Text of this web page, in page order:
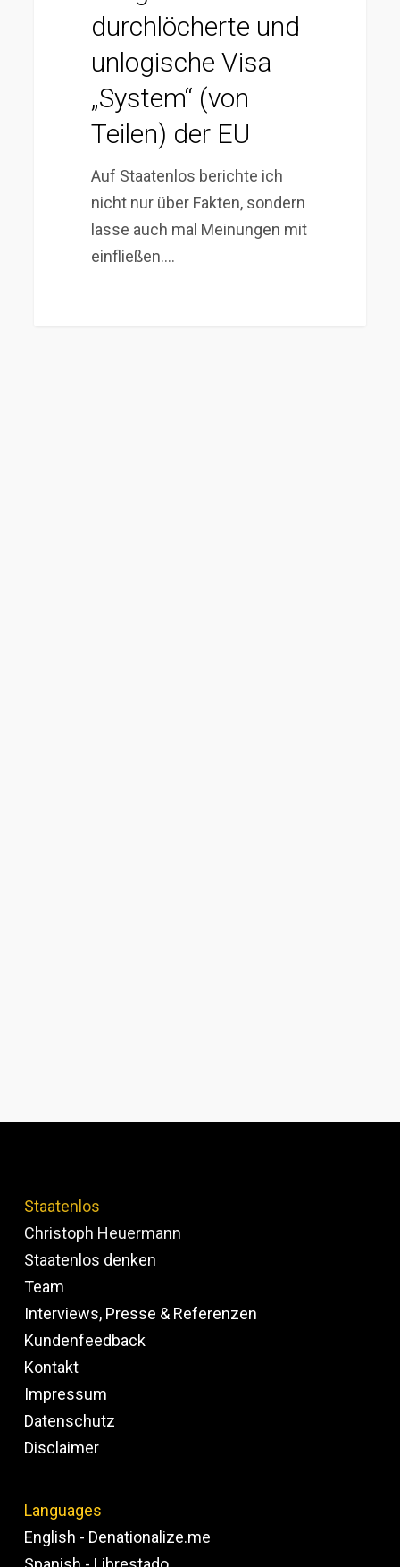
unlogische
„System“
durchlöcherte und
unlogische Visa
„System“ (von
Teilen) der EU
Auf Staatenlos berichte ich
nicht nur über Fakten, sondern
lasse auch mal Meinungen mit
einfließen.…
Staatenlos
Christoph Heuermann
Staatenlos denken
Team
Interviews, Presse & Referenzen
Kundenfeedback
Kontakt
Impressum
Datenschutz
Disclaimer
Languages
English - Denationalize.me